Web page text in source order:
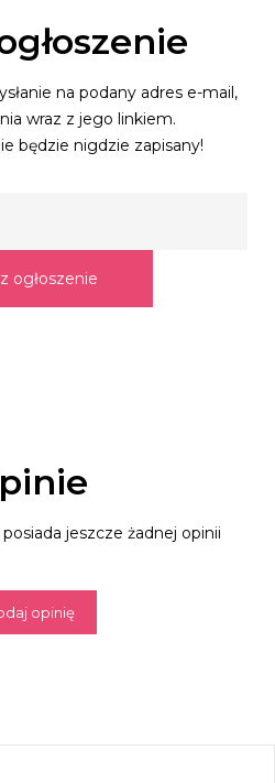
na podany adres e-mail,
wraz z jego linkiem.
będzie nigdzie zapisany!
ogłoszenie
jeszcze żadnej opinii
opinię